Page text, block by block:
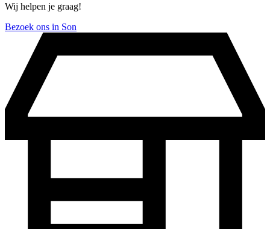
Wij helpen je graag!
Bezoek ons in Son